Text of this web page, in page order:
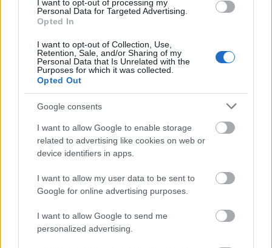
I want to opt-out of processing my
Personal Data for Targeted Advertising.
Opted In
I want to opt-out of Collection, Use,
Retention, Sale, and/or Sharing of my
Personal Data that Is Unrelated with the
Purposes for which it was collected.
Opted Out
Google consents
I want to allow Google to enable storage
related to advertising like cookies on web or
device identifiers in apps.
I want to allow my user data to be sent to
Google for online advertising purposes.
I want to allow Google to send me
personalized advertising.
(dob), Hock Ernő (bőgő) a jazz-soul-hiphop-satöbbi
életben számos formációban megfordultak, és ezen
Normafa Síházban felvett koncertjükön
sztenderdeket játszanak, de sajátos felfogásban. Ez
a minikritika…